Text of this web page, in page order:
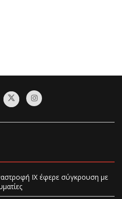
ΙΧ έφερε σύγκρουση με